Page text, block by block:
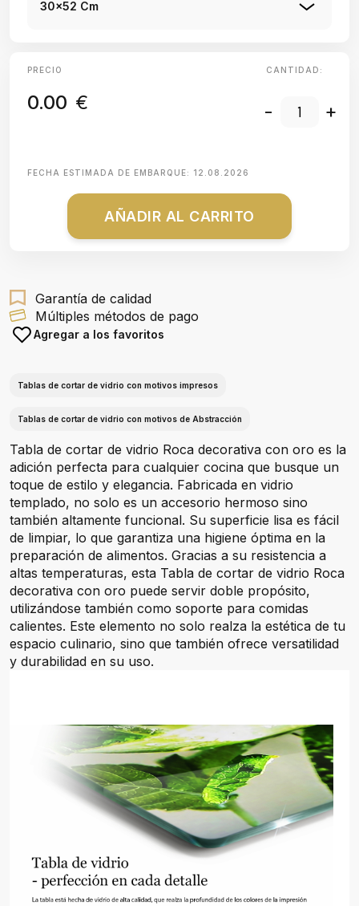
30x52 Cm
PRECIO
0.00 €
CANTIDAD:
- +
FECHA ESTIMADA DE EMBARQUE: 12.08.2026
AÑADIR AL CARRITO
Garantía de calidad
Múltiples métodos de pago
Agregar a los favoritos
Tablas de cortar de vidrio con motivos impresos
Tablas de cortar de vidrio con motivos de Abstracción
Tabla de cortar de vidrio Roca decorativa con oro es la
adición perfecta para cualquier cocina que busque un
toque de estilo y elegancia. Fabricada en vidrio
templado, no solo es un accesorio hermoso sino
también altamente funcional. Su superficie lisa es fácil
de limpiar, lo que garantiza una higiene óptima en la
preparación de alimentos. Gracias a su resistencia a
altas temperaturas, esta Tabla de cortar de vidrio Roca
decorativa con oro puede servir doble propósito,
utilizándose también como soporte para comidas
calientes. Este elemento no solo realza la estética de tu
espacio culinario, sino que también ofrece versatilidad
y durabilidad en su uso.